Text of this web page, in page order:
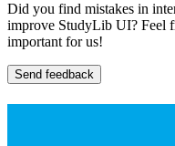
Did you find mistakes in
improve StudyLib UI? Feel
important for us!
Send feedback